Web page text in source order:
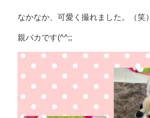
なかなか、可愛く撮れました。（笑）
親バカです(^^;;